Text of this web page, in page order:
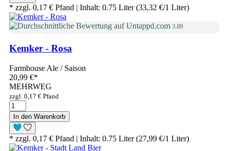
* zzgl. 0,17 € Pfand | Inhalt: 0.75 Liter (33,32 €/1 Liter)
3.89
Kemker - Rosa
Farmhouse Ale / Saison
20,99 €*
MEHRWEG
zzgl. 0,17 € Pfand
In den Warenkorb
* zzgl. 0,17 € Pfand | Inhalt: 0.75 Liter (27,99 €/1 Liter)